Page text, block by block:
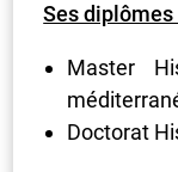
Ses diplômes
Master
Doctorat